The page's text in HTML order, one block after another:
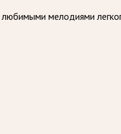
мелодиями